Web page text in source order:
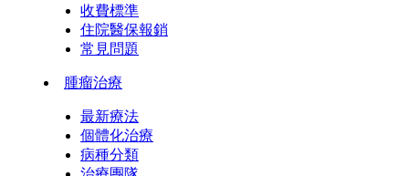
收費標準
住院醫保報銷
常見問題
腫瘤治療
最新療法
個體化治療
病種分類